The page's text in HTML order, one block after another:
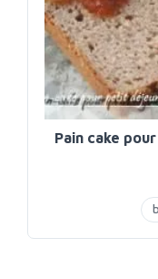
Pain cake